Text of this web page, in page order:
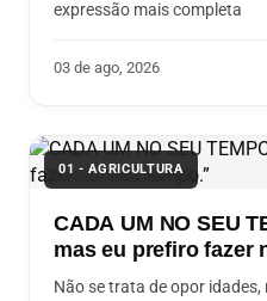
expressão mais completa
03 de ago, 2026
01 - AGRICULTURA
CADA UM NO SEU
mas eu prefiro fazer
Não se trata de opor